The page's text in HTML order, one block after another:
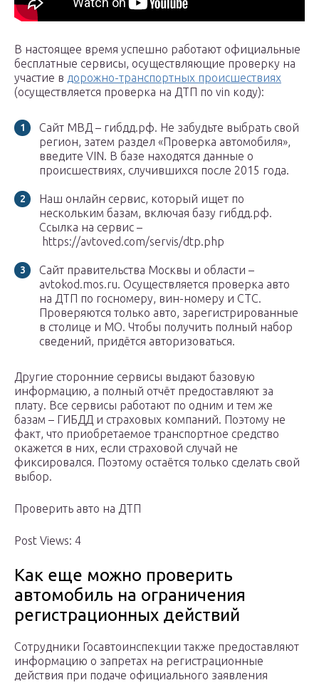
В настоящее время успешно работают официальные
бесплатные сервисы, осуществляющие проверку на
участие в дорожно-транспортных происшествиях
(осуществляется проверка на ДТП по vin коду):
Сайт МВД – гибдд.рф. Не забудьте выбрать свой
регион, затем раздел «Проверка автомобиля»,
введите VIN. В базе находятся данные о
происшествиях, случившихся после 2015 года.
Наш онлайн сервис, который ищет по
нескольким базам, включая базу гибдд.рф.
Ссылка на сервис –
https://avtoved.com/servis/dtp.php
Сайт правительства Москвы и области –
avtokod.mos.ru. Осуществляется проверка авто
на ДТП по госномеру, вин-номеру и СТС.
Проверяются только авто, зарегистрированные
в столице и МО. Чтобы получить полный набор
сведений, придётся авторизоваться.
Другие сторонние сервисы выдают базовую
информацию, а полный отчёт предоставляют за
плату. Все сервисы работают по одним и тем же
базам – ГИБДД и страховых компаний. Поэтому не
факт, что приобретаемое транспортное средство
окажется в них, если страховой случай не
фиксировался. Поэтому остаётся только сделать свой
выбор.
Проверить авто на ДТП
Post Views: 4
Как еще можно проверить
автомобиль на ограничения
регистрационных действий
Сотрудники Госавтоинспекции также предоставляют
информацию о запретах на регистрационные
действия при подаче официального заявления